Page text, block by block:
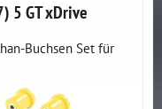
5 GT xDrive
Buchsen Set für